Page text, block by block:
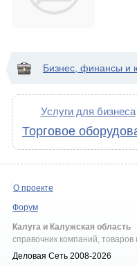
Бизнес, финансы и
Услуги для бизнеса
Торговое
О проекте
Форум
Калуга и Калужская область
справочник компаний, товаров
Деловая Сеть 2008-2026